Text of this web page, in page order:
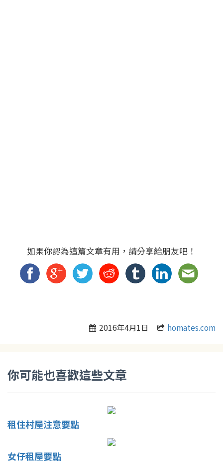
如果你認為這篇文章有用，請分享給朋友吧！
2016年4月1日 homates.com
你可能也喜歡這些文章
租住村屋注意要點
女仔租屋要點